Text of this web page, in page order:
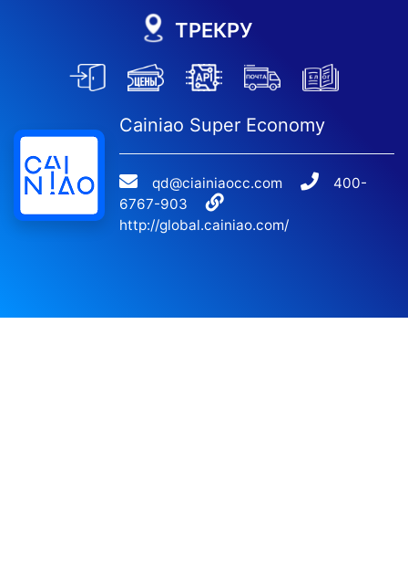
ТРЕКРУ
Cainiao Super Economy
qd@ciainiaocc.com
400-
6767-903
http://global.cainiao.com/